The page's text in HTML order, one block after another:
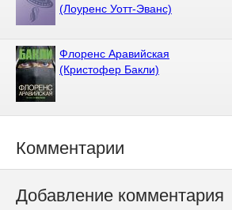
(Лоуренс Уотт-Эванс)
Флоренс Аравийская
(Кристофер Бакли)
Комментарии
Добавление комментария